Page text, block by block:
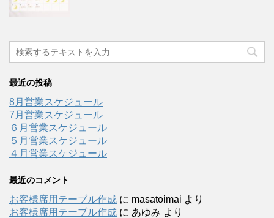
最近の投稿
8月営業スケジュール
7月営業スケジュール
６月営業スケジュール
５月営業スケジュール
４月営業スケジュール
最近のコメント
お客様席用テーブル作成 に masatoimai より
お客様席用テーブル作成 に あゆみ より